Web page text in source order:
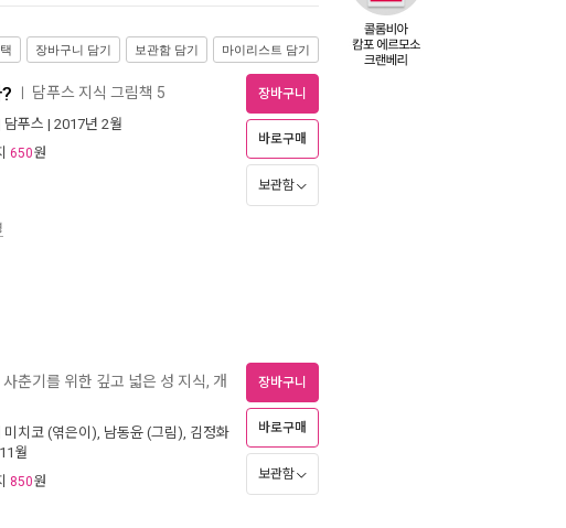
장바구니 담기 보관함 담기 마이리스트 담기
담푸스 지식 그림책 5
담푸스 | 2017년 2월
650원
장바구니
바로구매
보관함
춘기를 위한 깊고 넓은 성 지식, 개
미치코 (엮은이), 남동윤 (그림), 김정화
월
850원
장바구니
바로구매
보관함